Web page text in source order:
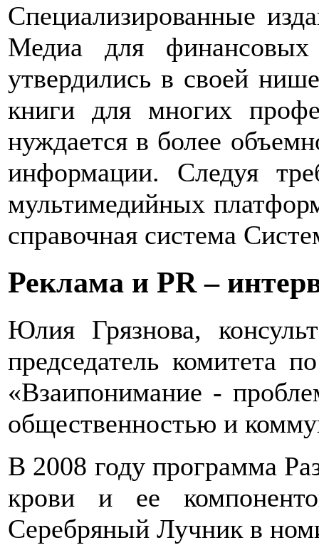
Специализированные
Медиа для
утвердились в своей
книги для многих
нуждается в более
информации. Следуя
мультимедийных
справочная система
Реклама и PR –
Юлия Грязнова,
председатель комитета
«Взаипонимание -
общественностью и
В 2008 году программа
крови и ее
Серебряный Лучник в